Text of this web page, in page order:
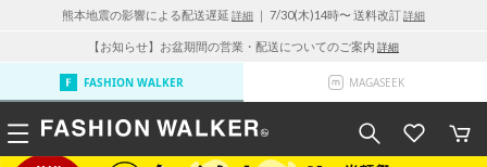
熊本地震の影響による配送遅延 詳細 ｜ 7/30(木)14時〜 送料改訂詳細
【お知らせ】お盆期間の営業・配送についてのご案内 詳細
FASHION WALKER MAGASEEK